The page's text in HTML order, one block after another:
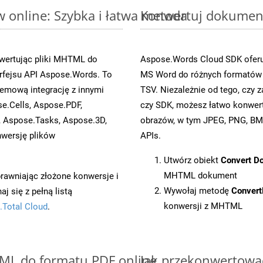
Szybka i łatwa metoda
pliki MHTML do
API Aspose.Words. To
integrację z innymi
Aspose.PDF,
Aspose.3D,
plików
złożone konwersje i
się z pełną listą
Cloud.
Konwertuj
Aspose.Words Cloud SDK
MS Word do różnych
TSV. Niezależnie od tego, czy
czy SDK, możesz łatwo
obrazów, w tym JPEG, PNG,
APIs.
Utwórz obiekt Convert
MHTML dokument
Wywołaj metodę
konwersji z MHTML